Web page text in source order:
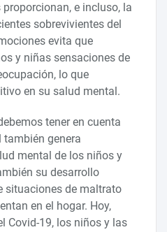
e incluso, la
sobrevivientes del
evita que
y niñas sensaciones de
lo que
en su salud mental.
tener en cuenta
genera
mental de los niños y
su desarrollo
situaciones de maltrato
en el hogar. Hoy,
Covid-19, los niños y las